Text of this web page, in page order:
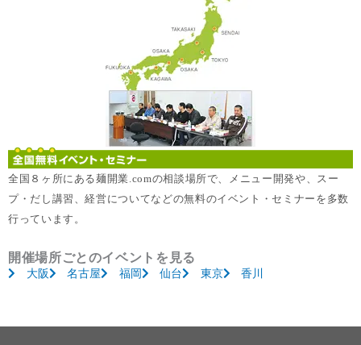
全国８ヶ所にある麺開業.comの相談場所で、メニュー開発や、スー
プ・だし講習、経営についてなどの無料のイベント・セミナーを多数
行っています。
開催場所ごとのイベントを見る
大阪 名古屋 福岡 仙台 東京 香川